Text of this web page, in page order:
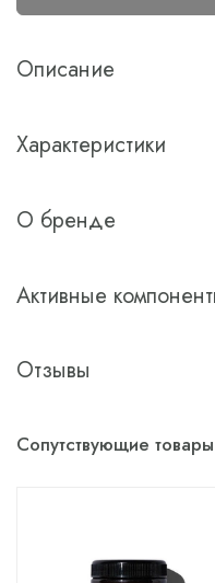
Описание
Характеристики
О бренде
Активные
Отзывы
Сопутствующие товары